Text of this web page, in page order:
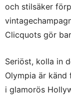
och stilsäker
Clicquots gör
Seriöst, kolla in
Olympia är känd
i glamorös